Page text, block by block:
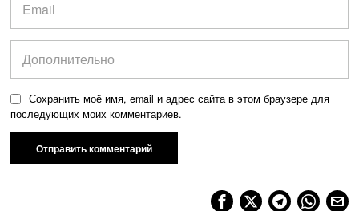
Сохранить моё имя, email и адрес сайта в этом браузере для
последующих моих комментариев.